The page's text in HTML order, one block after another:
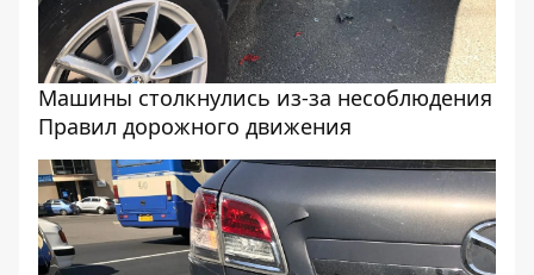
Машины столкнулись из-за несоблюдения
Правил дорожного движения